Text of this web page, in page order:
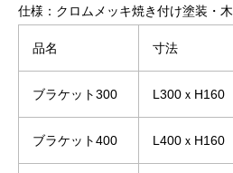
仕様：クロムメッキ焼き付け塗装・
品名 寸法
ブラケット300 L300ｘH160
ブラケット400 L400ｘH160